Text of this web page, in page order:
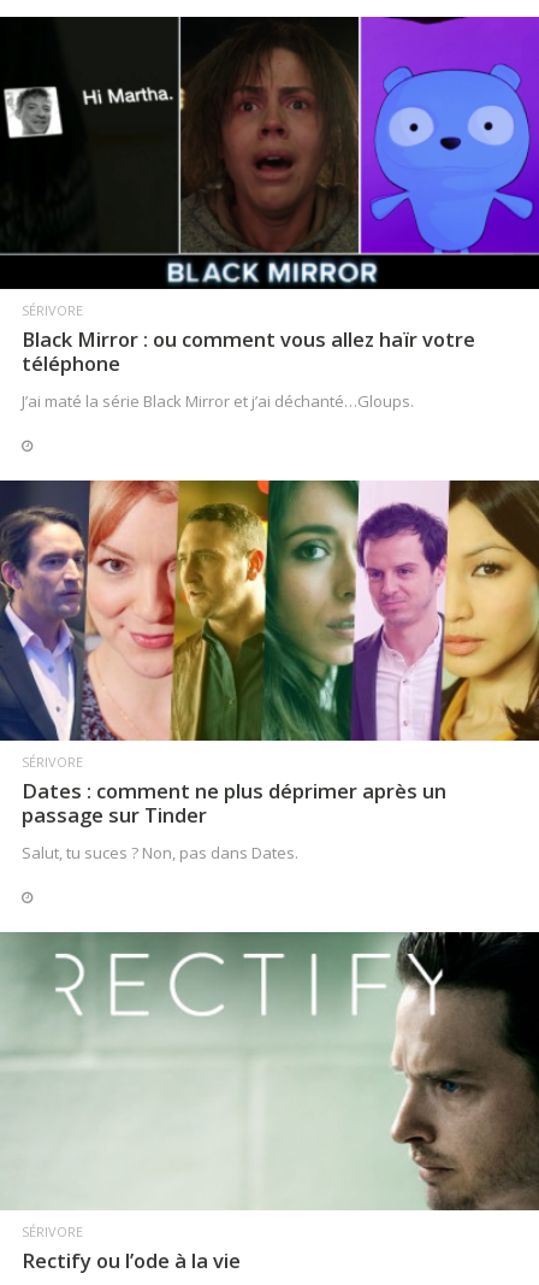
LIRE LA SUITE
SÉRIVORE
Black Mirror : ou comment vous allez haïr votre
téléphone
J’ai maté la série Black Mirror et j’ai déchanté…Gloups.
LIRE LA SUITE
SÉRIVORE
Dates : comment ne plus déprimer après un
passage sur Tinder
Salut, tu suces ? Non, pas dans Dates.
SÉRIVORE
Rectify ou l’ode à la vie